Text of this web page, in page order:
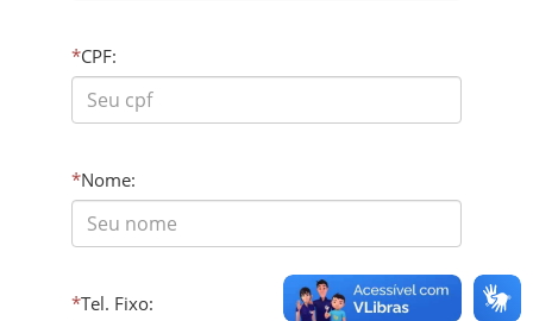
*CPF:
*Nome:
*Tel. Fixo: